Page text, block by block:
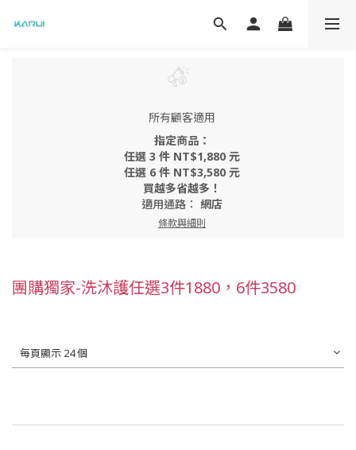
所有顧客適用
指定商品：
任選 3 件 NT$1,880 元
任選 6 件 NT$3,580 元
買越多省越多！
適用通路： 網店
條款與細則
團購獨家-洗沐護任選3件1880，6件3580
每頁顯示 24 個